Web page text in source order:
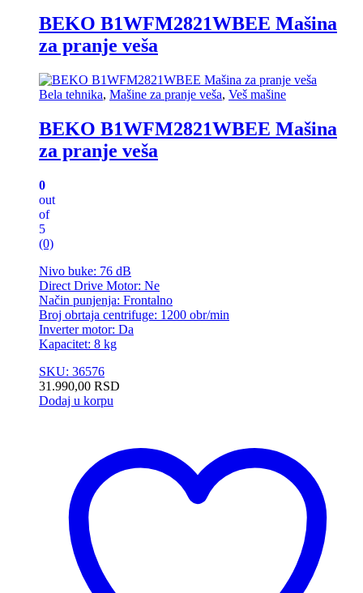
BEKO B1WFM2821WBEE Mašina
za pranje veša
Bela tehnika, Mašine za pranje veša, Veš mašine
BEKO B1WFM2821WBEE Mašina
za pranje veša
0
out
of
5
(0)
Nivo buke: 76 dB
Direct Drive Motor: Ne
Način punjenja: Frontalno
Broj obrtaja centrifuge: 1200 obr/min
Inverter motor: Da
Kapacitet: 8 kg
SKU: 36576
31.990,00 RSD
Dodaj u korpu